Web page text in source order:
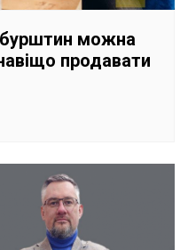
бурштин можна
продавати